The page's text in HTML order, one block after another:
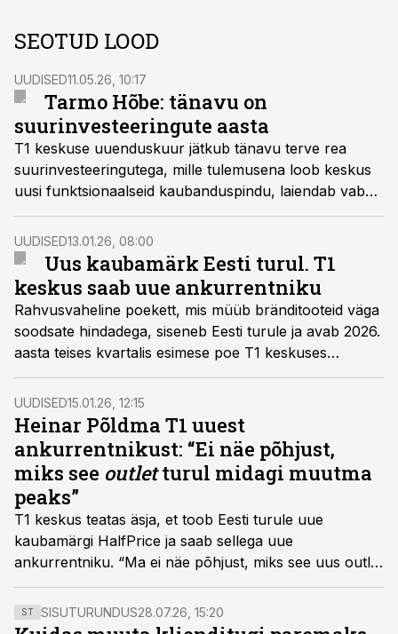
SEOTUD LOOD
UUDISED11.05.26, 10:17
Tarmo Hõbe: tänavu on
suurinvesteeringute aasta
T1 keskuse uuenduskuur jätkub tänavu terve rea
suurinvesteeringutega, mille tulemusena loob keskus
uusi funktsionaalseid kaubanduspindu, laiendab vaba
aja veetmise võimalusi ning parandab ligipääsu T1-le.
UUDISED13.01.26, 08:00
Uus kaubamärk Eesti turul. T1
keskus saab uue ankurrentniku
Rahvusvaheline poekett, mis müüb bränditooteid väga
soodsate hindadega, siseneb Eesti turule ja avab 2026.
aasta teises kvartalis esimese poe T1 keskuses
Tallinnas.
UUDISED15.01.26, 12:15
Heinar Põldma T1 uuest
ankurrentnikust: “Ei näe põhjust,
miks see outletturul midagi muutma
peaks”
T1 keskus teatas äsja, et toob Eesti turule uue
kaubamärgi HalfPrice ja saab sellega uue
ankurrentniku. “Ma ei näe põhjust, miks see uus outlet
Eesti turul midagi kardinaalselt muutma peaks,
kommenteeris Põldma Kaubanduse asutaja ja
tegevjuht Heinar Põldma kaubandus.ee veebile.
ST SISUTURUNDUS28.07.26, 15:20